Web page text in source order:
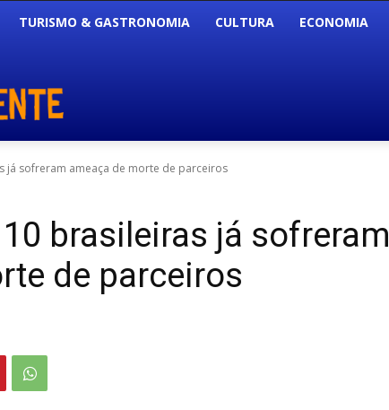
TURISMO & GASTRONOMIA CULTURA ECONOMIA
já sofreram ameaça de morte de parceiros
brasileiras já sofreram
de parceiros